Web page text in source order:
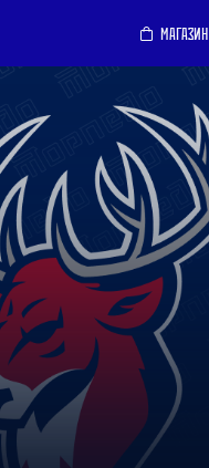
МАГАЗИН